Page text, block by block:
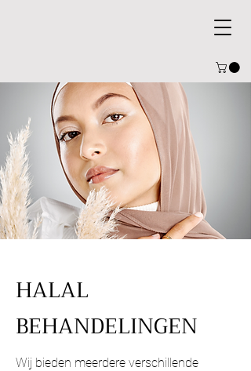
HALAL
BEHANDELINGEN
Wij bieden meerdere verschillende